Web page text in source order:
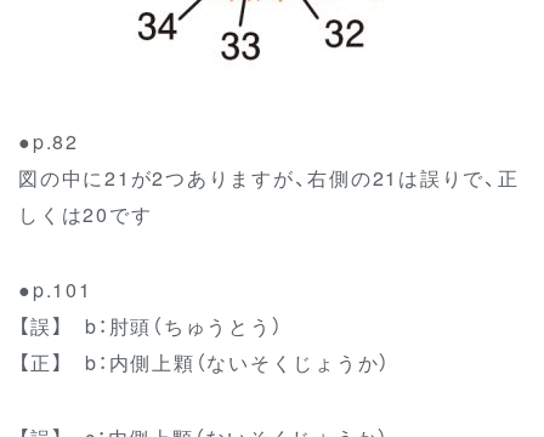
●p.82
図の中に21が2つありますが、右側の21は誤りで、正
しくは20です
●p.101
【誤】 b：肘頭（ちゅうとう）
【正】 b：内側上顆（ないそくじょうか）